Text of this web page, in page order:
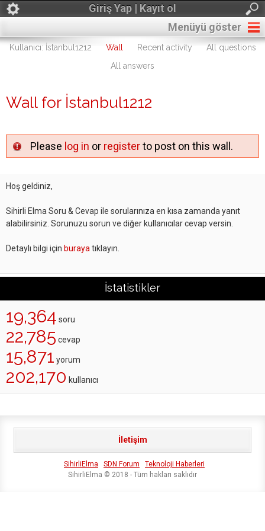
Giriş Yap | Kayıt ol
Menüyü göster
Kullanıcı: İstanbul1212 Wall Recent activity
All questions
All answers
Wall for İstanbul1212
Please log in or registerto post on this wall.
Hoş geldiniz,
Sihirli Elma Soru & Cevap ile sorularınıza en kısa zamanda yanıt
alabilirsiniz. Sorunuzu sorun ve diğer kullanıcılar cevap versin.
Detaylı bilgi için buraya tıklayın.
İstatistikler
19,364 soru
22,785 cevap
15,871 yorum
202,170 kullanıcı
İletişim
SihirliElma SDN Forum
Teknoloji Haberleri
SihirliElma © 2018 - Tüm hakları saklıdır